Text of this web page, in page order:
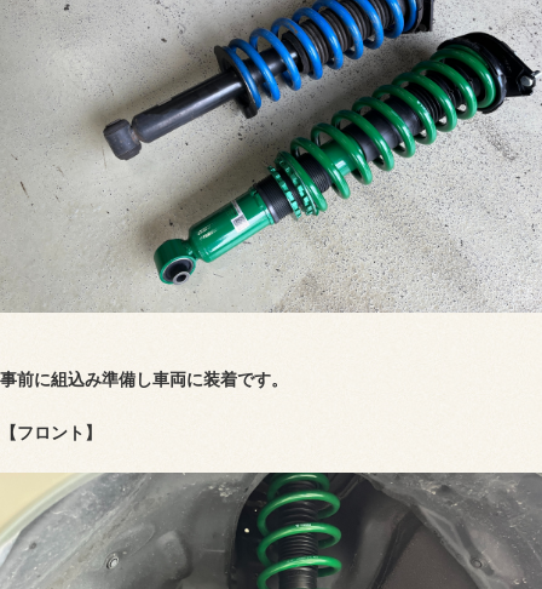
事前に組込み準備し車両に装着です。
【フロント】